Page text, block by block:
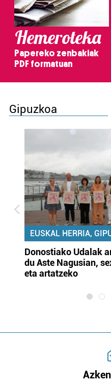
Hemeroteka
Papereko zenbakiak
PDF formatuan
Gipuzkoa
EUSKAL HERRIA,
Donostiako Udalak
du Aste Nagusian,
eta artatzeko